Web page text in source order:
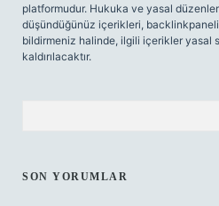
platformudur. Hukuka ve yasal
düşündüğünüz içerikleri,
bildirmeniz halinde, ilgili içerikler yasal
kaldırılacaktır.
SON YORUMLAR